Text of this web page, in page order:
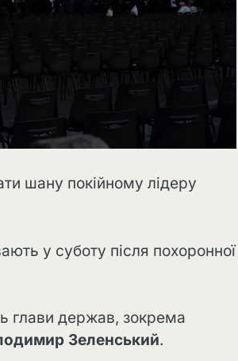
шану покійному лідеру
у суботу після похоронної
глави держав, зокрема
Зеленський.